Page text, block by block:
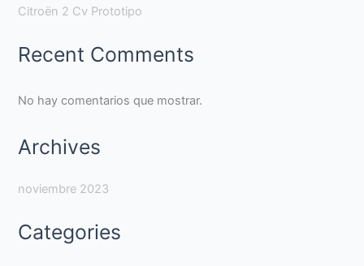
Citroën 2 Cv Prototipo
Recent Comments
No hay comentarios que mostrar.
Archives
noviembre 2023
Categories